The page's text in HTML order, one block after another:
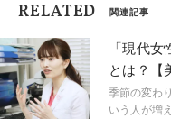
RELATED 関連記事
「現代
とは？【
ぶ ♯1】
季節の変わ
いう人が増